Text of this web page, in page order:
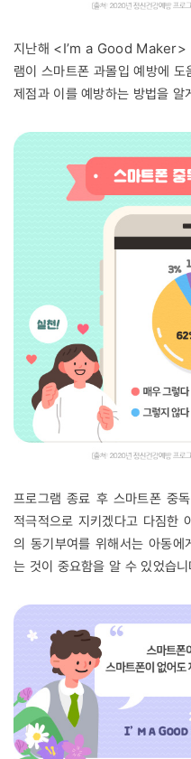
지난해 <I’m a Good Maker>
램이 스마트폰 과몰입 예방에
제점과 이를 예방하는 방법을 알
프로그램 종료 후 스마트폰 중
적극적으로 지키겠다고 다짐한
의 동기부여를 위해서는 아동
는 것이 중요함을 알 수 있었습